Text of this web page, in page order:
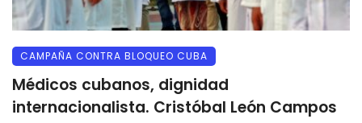
CAMPAÑA CONTRA BLOQUEO CUBA
Médicos cubanos, dignidad
internacionalista. Cristóbal León Campos